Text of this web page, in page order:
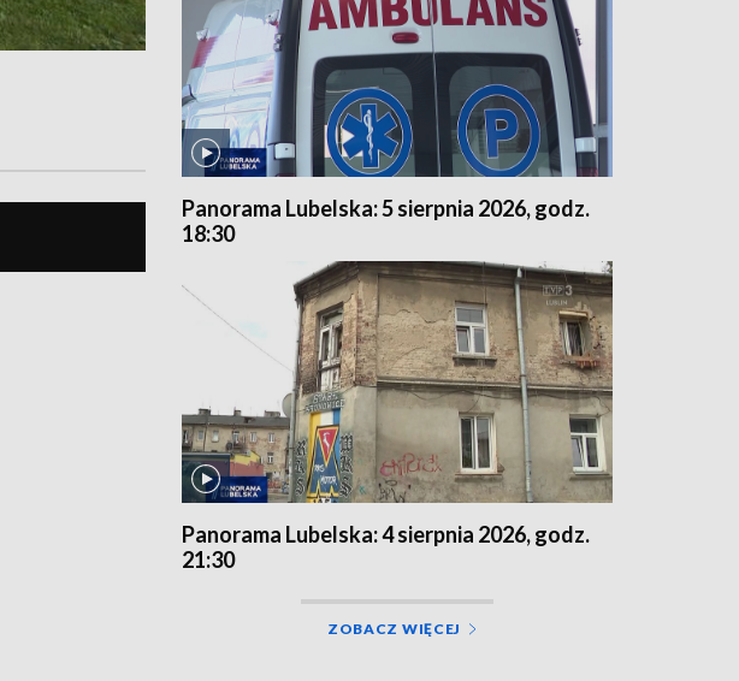
Panorama Lubelska: 5 sierpnia 2026, godz.
18:30
Panorama Lubelska: 4 sierpnia 2026, godz.
21:30
ZOBACZ WIĘCEJ